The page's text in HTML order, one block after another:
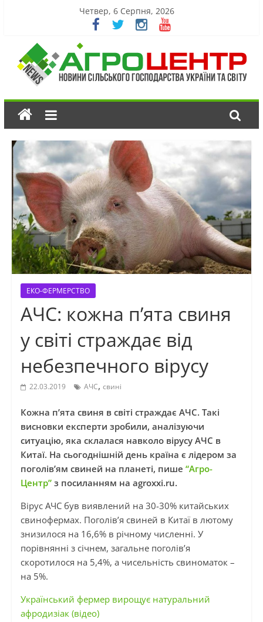
Четвер, 6 Серпня, 2026
ЕКО-ФЕРМЕРСТВО
АЧС: кожна п’ята свиня
у світі страждає від
небезпечного вірусу
22.03.2019 АЧС, свині
Кожна п’ята свиня в світі страждає АЧС. Такі
висновки експерти зробили, аналізуючи
ситуацію, яка склалася навколо вірусу АЧС в
Китаї. На сьогоднішній день країна є лідером за
поголів’ям свиней на планеті, пише “Агро-
Центр”з посиланням на agroxxi.ru.
Вірус АЧС був виявлений на 30-30% китайських
свинофермах. Поголів’я свиней в Китаї в лютому
знизилося на 16,6% в річному численні. У
порівнянні з січнем, загальне поголів’я
скоротилося на 5,4%, а чисельність свиноматок –
на 5%.
Український фермер вирощує натуральний
афродизіак (відео)